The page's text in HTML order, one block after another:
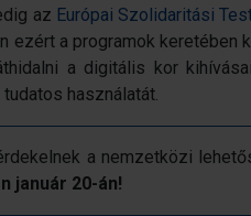
az Európai Szolidaritási
ezért a programok keretében
a digitális kor
használatát.
a nemzetközi
január 20-án!